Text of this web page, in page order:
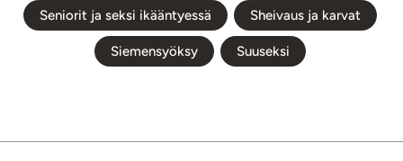
Seniorit ja seksi ikääntyessä Sheivaus ja karvat
Siemensyöksy Suuseksi